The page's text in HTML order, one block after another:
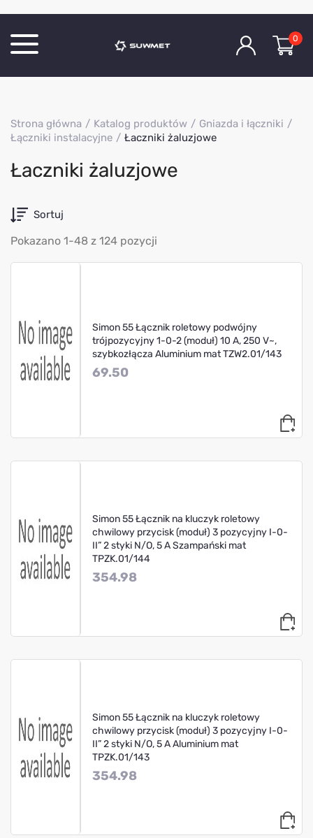
O Firmie
Kontakt
0
Strona główna Katalog produktów
Gniazda i łączniki
Łączniki instalacyjne
Łaczniki żaluzjowe
Łaczniki żaluzjowe
Sortuj
Pokazano 1-48 z 124 pozycji
Simon 55 Łącznik roletowy podwójny
trójpozycyjny 1-0-2 (moduł) 10 A, 250 V~,
szybkozłącza Aluminium mat TZW2.01/143
69.50
Simon 55 Łącznik na kluczyk roletowy
chwilowy przycisk (moduł) 3 pozycyjny I-0-
II” 2 styki N/O, 5 A Szampański mat
TPZK.01/144
354.98
Simon 55 Łącznik na kluczyk roletowy
chwilowy przycisk (moduł) 3 pozycyjny I-0-
II” 2 styki N/O, 5 A Aluminium mat
TPZK.01/143
354.98